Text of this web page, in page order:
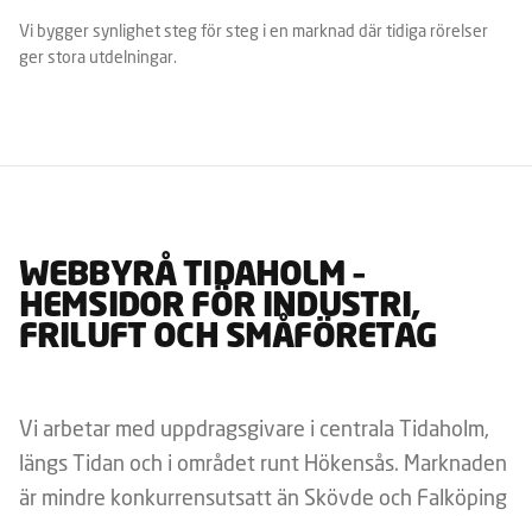
Vi bygger synlighet steg för steg i en marknad där tidiga rörelser
ger stora utdelningar.
WEBBYRÅ TIDAHOLM –
HEMSIDOR FÖR INDUSTRI,
FRILUFT OCH SMÅFÖRETAG
Vi arbetar med uppdragsgivare i centrala Tidaholm,
längs Tidan och i området runt Hökensås. Marknaden
är mindre konkurrensutsatt än Skövde och Falköping